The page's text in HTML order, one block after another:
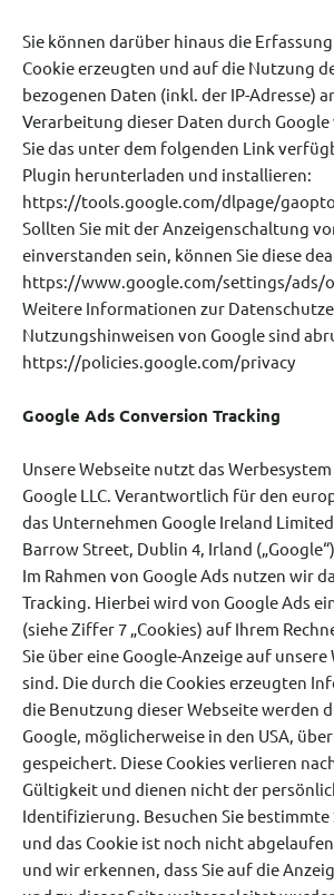
Sie können darüber hinaus die
Cookie erzeugten und auf die Nutzung
bezogenen Daten (inkl. der IP-Adresse)
Verarbeitung dieser Daten durch
Sie das unter dem folgenden Link
Plugin herunterladen und installieren:
https://tools.google.com/dlpage/
Sollten Sie mit der Anzeigenschaltung
einverstanden sein, können Sie diese
https://www.google.com/settings/ads/
Weitere Informationen zur
Nutzungshinweisen von Google sind
https://policies.google.com/privacy
Google Ads Conversion Tracking
Unsere Webseite nutzt das Werbesystem
Google LLC. Verantwortlich für den
das Unternehmen Google Ireland
Barrow Street, Dublin 4, Irland
Im Rahmen von Google Ads nutzen wir
Tracking. Hierbei wird von Google Ads
(siehe Ziffer 7 „Cookies) auf Ihrem
Sie über eine Google-Anzeige auf
sind. Die durch die Cookies erzeugten
die Benutzung dieser Webseite werden
Google, möglicherweise in den USA,
gespeichert. Diese Cookies verlieren
Gültigkeit und dienen nicht der
Identifizierung. Besuchen Sie bestimmte
und das Cookie ist noch nicht
und wir erkennen, dass Sie auf die